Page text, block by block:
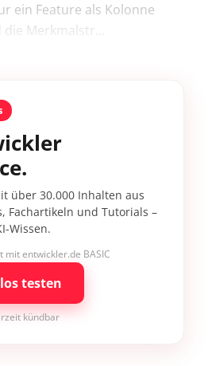
ein Feature als Kolonne
Merkmalstr...
über 30.000 Inhalten aus
Fachartikeln und Tutorials –
Wissen.
mit entwickler.de BASIC
testen
kündbar